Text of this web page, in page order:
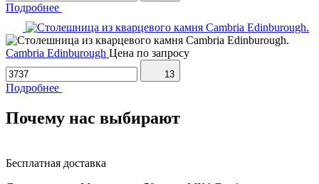
Подробнее
Cambria Edinburough Цена по запросу
13
Подробнее
Почему нас выбирают
Бесплатная доставка